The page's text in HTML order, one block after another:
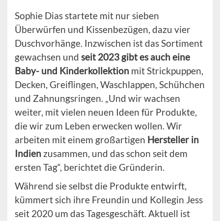
Sophie Dias startete mit nur sieben
Überwürfen und Kissenbezügen, dazu vier
Duschvorhänge. Inzwischen ist das Sortiment
gewachsen und seit 2023 gibt es auch eine
Baby- und Kinderkollektion mit Strickpuppen,
Decken, Greiflingen, Waschlappen, Schühchen
und Zahnungsringen. „Und wir wachsen
weiter, mit vielen neuen Ideen für Produkte,
die wir zum Leben erwecken wollen. Wir
arbeiten mit einem großartigen Hersteller in
Indien zusammen, und das schon seit dem
ersten Tag“, berichtet die Gründerin.
Während sie selbst die Produkte entwirft,
kümmert sich ihre Freundin und Kollegin Jess
seit 2020 um das Tagesgeschäft. Aktuell ist